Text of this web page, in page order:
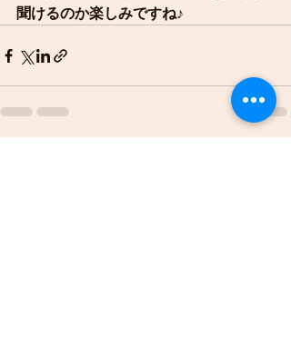
聞けるのか楽しみですね♪